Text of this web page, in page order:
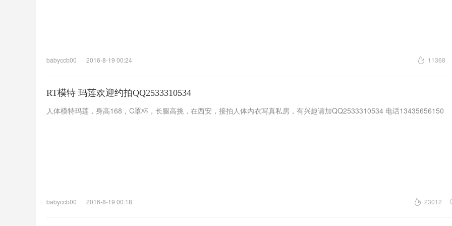
babyccb00 2016-8-19 00:24 11368
RT模特 玛莲欢迎约拍QQ2533310534
人体模特玛莲，身高168，C罩杯，长腿高挑，在西安，接拍人体内衣写真私房，有兴趣请加QQ2533310534 电话13435656150
babyccb00 2016-8-19 00:18 23012